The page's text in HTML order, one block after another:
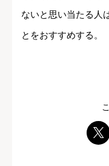
ないと思い当たる人
とをおすすめする。